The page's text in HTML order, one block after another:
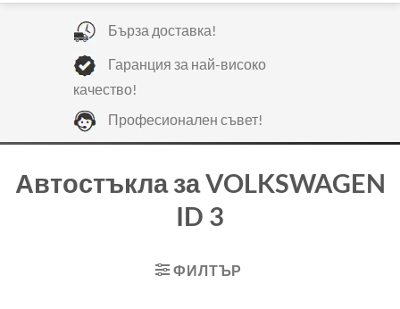
Бърза доставка!
Гаранция за най-високо
качество!
Професионален съвет!
Автостъкла за VOLKSWAGEN
ID 3
ФИЛТЪР